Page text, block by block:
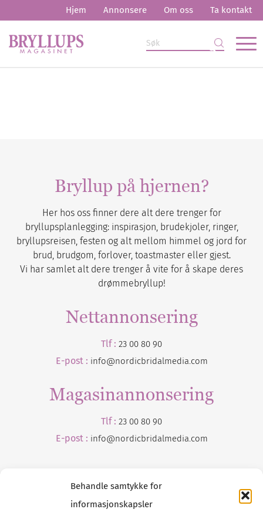
Behandle samtykke for
informasjonskapsler
Hjem Annonsere Om oss Ta kontakt
Bryllup på hjernen?
Her hos oss finner dere alt dere trenger for
bryllupsplanlegging: inspirasjon, brudekjoler, ringer,
bryllupsreisen, festen og alt mellom himmel og jord for
brud, brudgom, forlover, toastmaster eller gjest.
Vi har samlet alt dere trenger å vite for å skape deres
drømmebryllup!
Nettannonsering
Tlf : 23 00 80 90
E-post : info@nordicbridalmedia.com
Magasinannonsering
Tlf : 23 00 80 90
E-post : info@nordicbridalmedia.com